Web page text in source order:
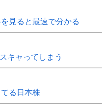
見ると最速で分かる
キャってしまう
る日本株